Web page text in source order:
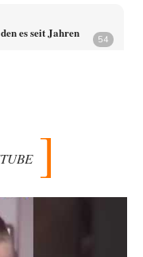
es seit Jahren
54
Wasser. Und nichts